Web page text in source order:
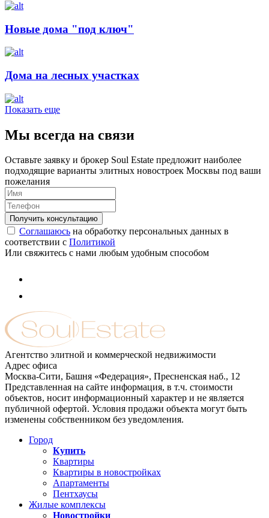
Новые дома "под ключ"
Дома на лесных участках
Показать еще
Мы всегда на связи
Оставьте заявку и брокер Soul Estate предложит наиболее
подходящие варианты элитных новостроек Москвы под ваши
пожелания
Соглашаюсь на обработку персональных данных в
соответствии с Политикой
Или свяжитесь с нами любым удобным способом
Агентство элитной и коммерческой недвижимости
Адрес офиса
Москва-Сити, Башня «Федерация», Пресненская наб., 12
Представленная на сайте информация, в т.ч. стоимости
объектов, носит информационный характер и не является
публичной офертой. Условия продажи объекта могут быть
изменены собственником без уведомления.
Город
Купить
Квартиры
Квартиры в новостройках
Апартаменты
Пентхаусы
Жилые комплексы
Новостройки